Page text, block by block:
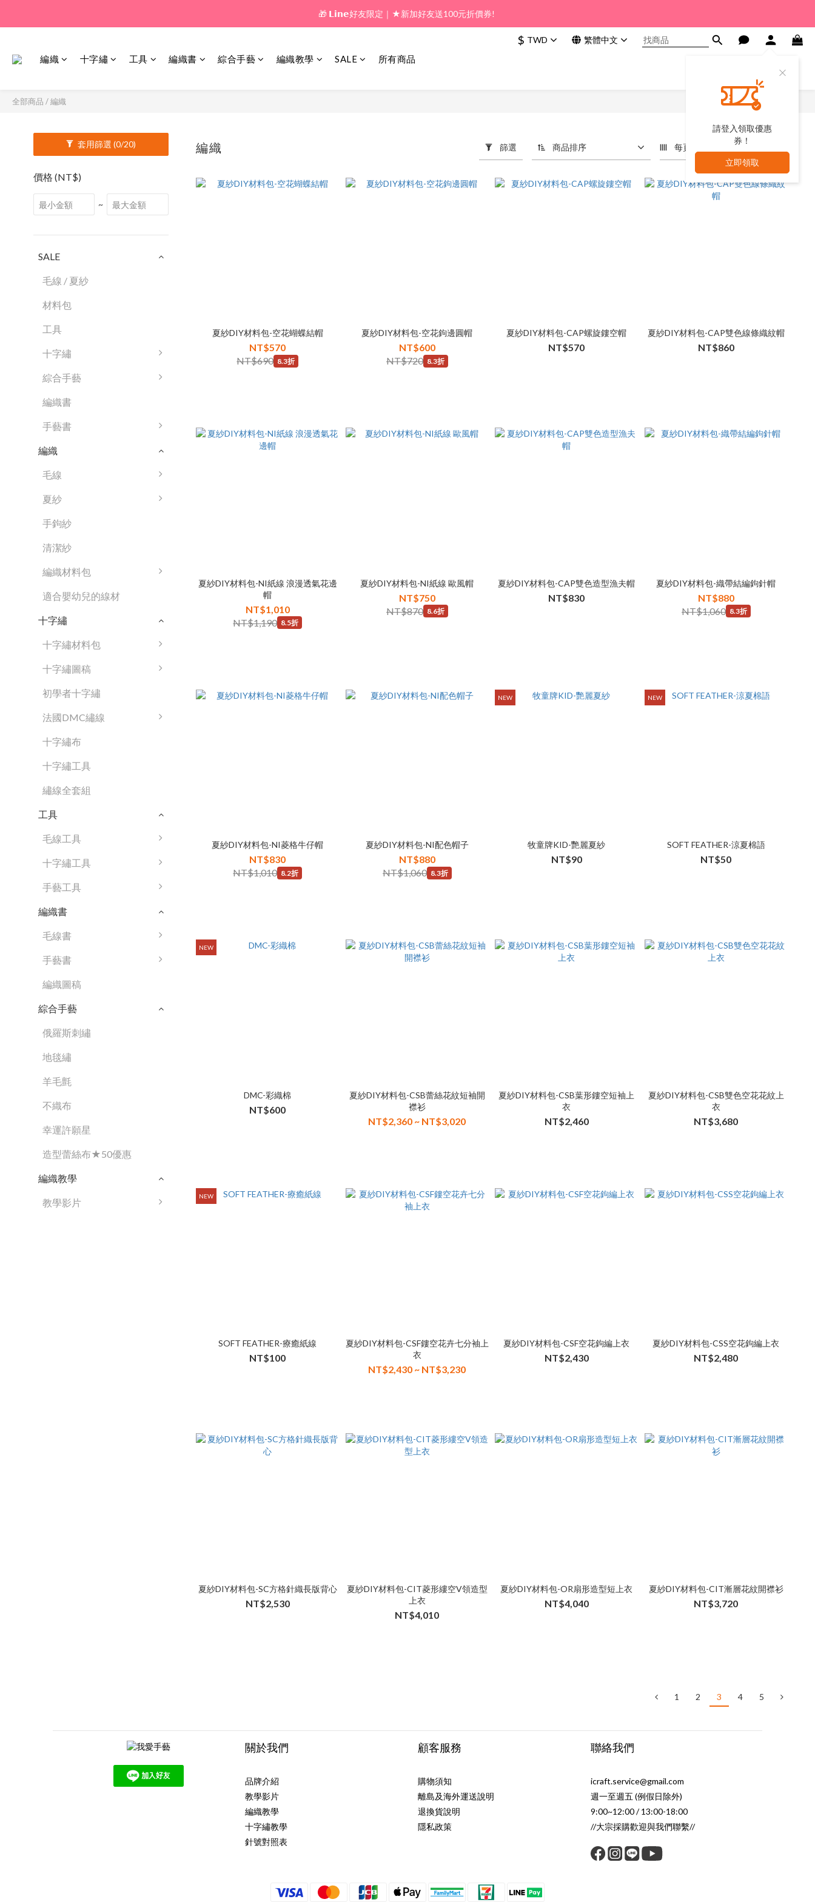
🎁 新好友購物金｜★加入新會員領券送100元!
🎁 𝗟𝗶𝗻𝗲好友限定｜★新加好友送100元折價券!
$ TWD 繁體中文
請登入領取優惠
券！
立即領取
編織 十字繡 工具 編織書 綜合手藝 編織教學 SALE 所有商品
全部商品 /編織
套用篩選 (0/20)
價格 (NT$)
~
SALE
毛線 / 夏紗
材料包
工具
十字繡
綜合手藝
編織書
手藝書
編織
毛線
夏紗
手鉤紗
清潔紗
編織材料包
適合嬰幼兒的線材
十字繡
十字繡材料包
十字繡圖稿
初學者十字繡
法國DMC繡線
十字繡布
十字繡工具
繡線全套組
工具
毛線工具
十字繡工具
手藝工具
編織書
毛線書
手藝書
編織圖稿
綜合手藝
俄羅斯刺繡
地毯繡
羊毛氈
不織布
幸運許願星
造型蕾絲布★50優惠
編織教學
教學影片
編織 篩選 商品排序 每頁顯示 24 個
夏紗DIY材料包-空花蝴蝶結帽
NT$570
NT$690 8.3折
夏紗DIY材料包-空花鉤邊圓帽
NT$600
NT$720 8.3折
夏紗DIY材料包-CAP螺旋鏤空帽
NT$570
夏紗DIY材料包-CAP雙色線條織紋帽
NT$860
夏紗DIY材料包-NI紙線 浪漫透氣花邊
帽
NT$1,010
NT$1,190 8.5折
夏紗DIY材料包-NI紙線 歐風帽
NT$750
NT$870 8.6折
夏紗DIY材料包-CAP雙色造型漁夫帽
NT$830
夏紗DIY材料包-織帶結編鉤針帽
NT$880
NT$1,060 8.3折
夏紗DIY材料包-NI菱格牛仔帽
NT$830
NT$1,010 8.2折
夏紗DIY材料包-NI配色帽子
NT$880
NT$1,060 8.3折
NEW
牧童牌KID-艷麗夏紗
NT$90
NEW
SOFT FEATHER-涼夏棉語
NT$50
NEW
DMC-彩織棉
NT$600
夏紗DIY材料包-CSB蕾絲花紋短袖開
襟衫
NT$2,360 ~ NT$3,020
夏紗DIY材料包-CSB葉形鏤空短袖上
衣
NT$2,460
夏紗DIY材料包-CSB雙色空花花紋上
衣
NT$3,680
NEW
SOFT FEATHER-療癒紙線
NT$100
夏紗DIY材料包-CSF鏤空花卉七分袖上
衣
NT$2,430 ~ NT$3,230
夏紗DIY材料包-CSF空花鉤編上衣
NT$2,430
夏紗DIY材料包-CSS空花鉤編上衣
NT$2,480
夏紗DIY材料包-SC方格針織長版背心
NT$2,530
夏紗DIY材料包-CIT菱形縷空V領造型
上衣
NT$4,010
夏紗DIY材料包-OR扇形造型短上衣
NT$4,040
夏紗DIY材料包-CIT漸層花紋開襟衫
NT$3,720
1 2 3 4 5
關於我們
品牌介紹
教學影片
編織教學
十字繡教學
針號對照表
顧客服務
購物須知
離島及海外運送說明
退換貨說明
隱私政策
聯絡我們
icraft.service@gmail.com
週一至週五 (例假日除外)
9:00~12:00 / 13:00-18:00
//大宗採購歡迎與我們聯繫//